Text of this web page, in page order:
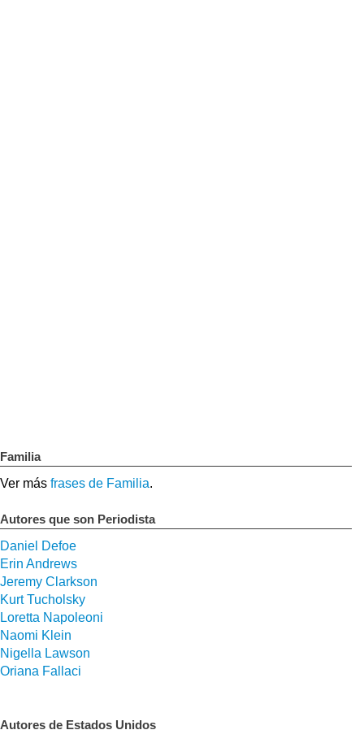
Familia
Ver más frases de Familia.
Autores que son Periodista
Daniel Defoe
Erin Andrews
Jeremy Clarkson
Kurt Tucholsky
Loretta Napoleoni
Naomi Klein
Nigella Lawson
Oriana Fallaci
Autores de Estados Unidos